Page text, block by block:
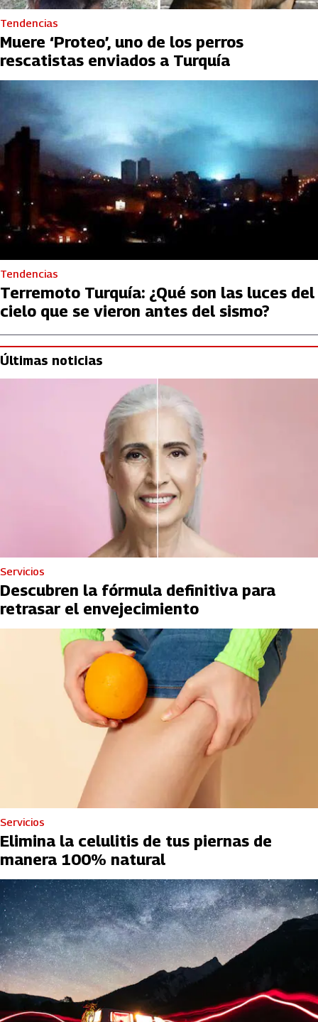
Tendencias
Muere ‘Proteo’, uno de los perros
rescatistas enviados a Turquía
Tendencias
Terremoto Turquía: ¿Qué son las luces del
cielo que se vieron antes del sismo?
Últimas noticias
Servicios
Descubren la fórmula definitiva para
retrasar el envejecimiento
Servicios
Elimina la celulitis de tus piernas de
manera 100% natural